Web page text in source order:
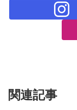
関連記事